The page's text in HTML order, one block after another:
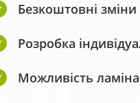
Безкоштовні зміни
Розробка
Можливість